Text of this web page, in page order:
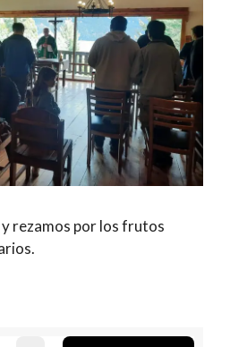
rezamos por los frutos